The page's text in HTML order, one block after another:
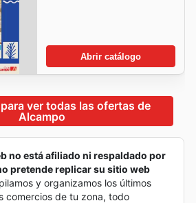
Abrir catálogo
ver todas las ofertas de
Alcampo
no está afiliado ni respaldado por
pretende replicar su sitio web
y organizamos los últimos
comercios de tu zona, todo